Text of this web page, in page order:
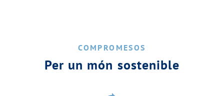
COMPROMESOS
Per un món sostenible